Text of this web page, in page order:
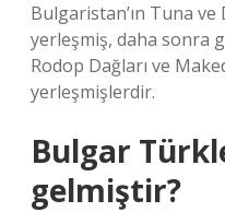
Bulgaristan’ın Tuna
yerleşmiş, daha sonra
Rodop Dağları ve
yerleşmişlerdir.
Bulgar
gelmiştir?